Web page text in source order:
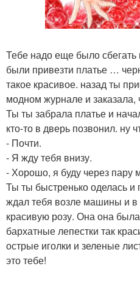
Тебе надо еще было
были привезти платье …
такое красивое. назад ты
модном журнале и заказала,
Ты ты забрала платье и
кто-то в дверь позвонил. ну
- Почти.
- Я жду тебя внизу.
- Хорошо, я буду через пару
Ты ты быстренько оделась
ждал тебя возле машины и в
красивую розу. Она она
бархатные лепестки так
острые иголки и зеленые
это тебе!